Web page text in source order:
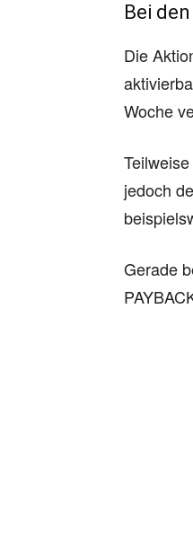
Bei
Die
Woche
jedoch
Gerade